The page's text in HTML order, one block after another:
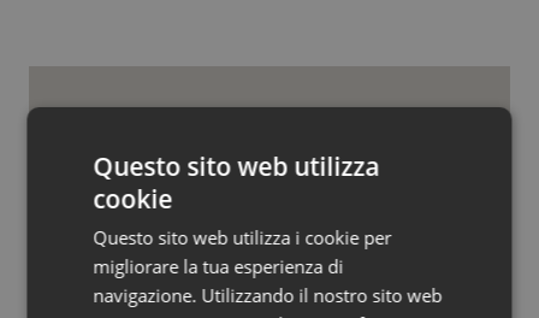
Quotidiano Oncologia
Rene & patologie urogenitali
Lettere al direttore
Lavorare 20 giorni ininterrottamente?
Azienda sanitaria condannata al
risarcimento ai medici
Questo sito web utilizza
cookie
Questo sito web utilizza i cookie per
migliorare la tua esperienza di
navigazione. Utilizzando il nostro sito web